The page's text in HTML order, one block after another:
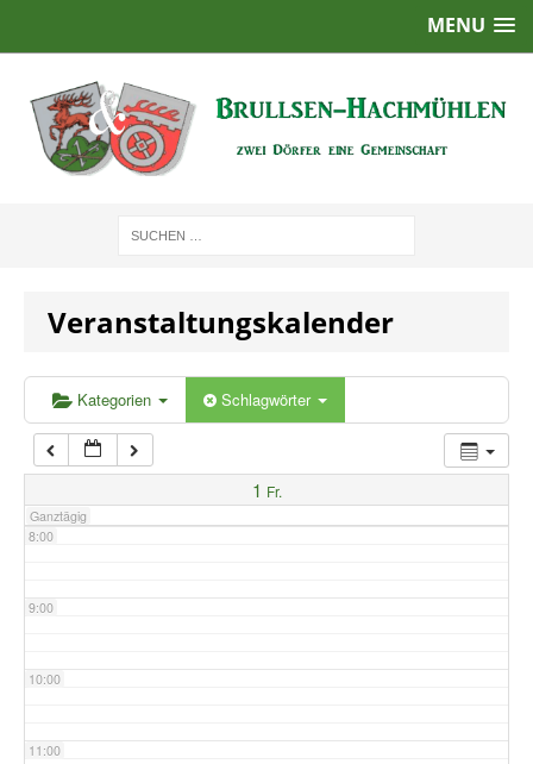
MENU
Veranstaltungskalender
Kategorien Schlagwörter
1 Fr.
Ganztägig
2:00
5:00
6:00
7:00
8:00
9:00
10:00
11:00